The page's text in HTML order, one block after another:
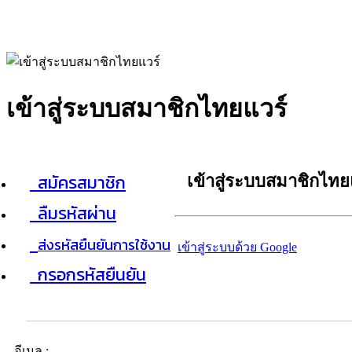
เข้าสู่ระบบสมาชิกไทยแวร์
สมัครสมาชิก
ลืมรหัสผ่าน
ส่งรหัสยืนยันการใช้งาน
กรอกรหัสยืนยัน
เข้าสู่ระบบสมาชิกไท
เข้าสู่ระบบด้วย Google